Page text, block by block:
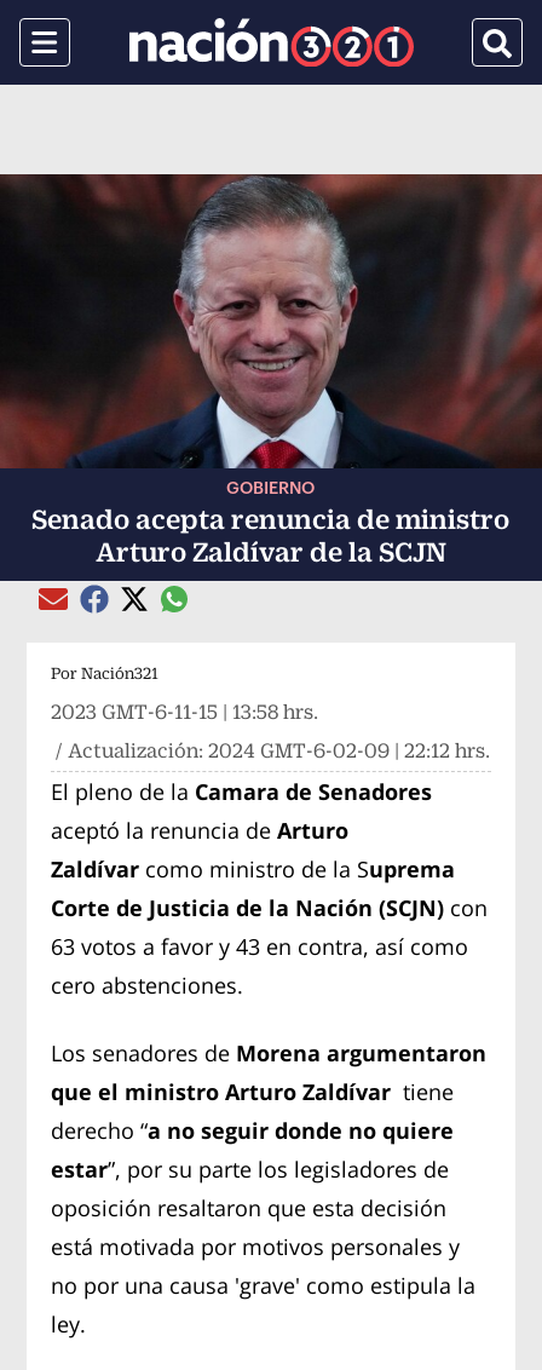
Menu
GOBIERNO
Senado acepta renuncia de ministro
Arturo Zaldívar de la SCJN
Compartir el artículo actual mediante Email
Compartir el artículo actual mediante Facebook
Compartir el artículo actual mediante Twitter
Compartir el artículo actual mediante
Por Nación321
2023 GMT-6-11-15 | 13:58 hrs.
/ Actualización:2024 GMT-6-02-09 | 22:12 hrs.
El pleno de la Camara de Senadores
aceptó la renuncia de Arturo
Zaldívar como ministro de la Suprema
Corte de Justicia de la Nación (SCJN) con
63 votos a favor y 43 en contra, así como
cero abstenciones.
Los senadores de Morena argumentaron
que el ministro Arturo Zaldívar tiene
derecho “a no seguir donde no quiere
estar”, por su parte los legisladores de
oposición resaltaron que esta decisión
está motivada por motivos personales y
no por una causa 'grave' como estipula la
ley.